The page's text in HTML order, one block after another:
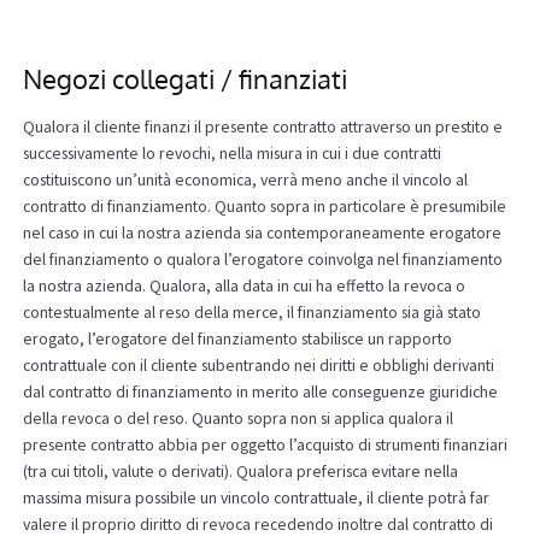
Negozi collegati / finanziati
Qualora il cliente finanzi il presente contratto attraverso un prestito e
successivamente lo revochi, nella misura in cui i due contratti
costituiscono un’unità economica, verrà meno anche il vincolo al
contratto di finanziamento. Quanto sopra in particolare è presumibile
nel caso in cui la nostra azienda sia contemporaneamente erogatore
del finanziamento o qualora l’erogatore coinvolga nel finanziamento
la nostra azienda. Qualora, alla data in cui ha effetto la revoca o
contestualmente al reso della merce, il finanziamento sia già stato
erogato, l’erogatore del finanziamento stabilisce un rapporto
contrattuale con il cliente subentrando nei diritti e obblighi derivanti
dal contratto di finanziamento in merito alle conseguenze giuridiche
della revoca o del reso. Quanto sopra non si applica qualora il
presente contratto abbia per oggetto l’acquisto di strumenti finanziari
(tra cui titoli, valute o derivati). Qualora preferisca evitare nella
massima misura possibile un vincolo contrattuale, il cliente potrà far
valere il proprio diritto di revoca recedendo inoltre dal contratto di